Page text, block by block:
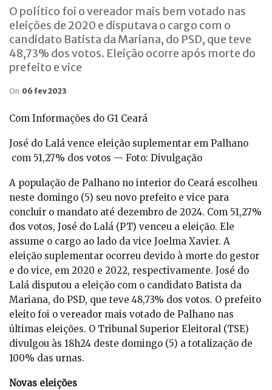
O político foi o vereador mais bem votado nas
eleições de 2020 e disputava o cargo com o
candidato Batista da Mariana, do PSD, que teve
48,73% dos votos. Eleição ocorre após morte do
prefeito e vice
On 06 fev 2023
Com Informações do G1 Ceará
José do Lalá vence eleição suplementar em Palhano
com 51,27% dos votos — Foto: Divulgação
A população de Palhano no interior do Ceará escolheu
neste domingo (5) seu novo prefeito e vice para
concluir o mandato até dezembro de 2024. Com 51,27%
dos votos, José do Lalá (PT) venceu a eleição. Ele
assume o cargo ao lado da vice Joelma Xavier. A
eleição suplementar ocorreu devido à morte do gestor
e do vice, em 2020 e 2022, respectivamente. José do
Lalá disputou a eleição com o candidato Batista da
Mariana, do PSD, que teve 48,73% dos votos. O prefeito
eleito foi o vereador mais votado de Palhano nas
últimas eleições. O Tribunal Superior Eleitoral (TSE)
divulgou às 18h24 deste domingo (5) a totalização de
100% das urnas.
Novas eleições